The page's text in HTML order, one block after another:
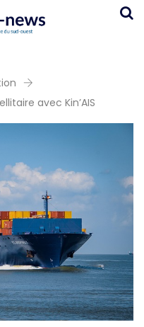
avec Kin’AIS